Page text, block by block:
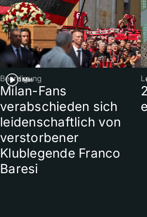
1 Min
Beerdigung
Milan-Fans
verabschieden sich
leidenschaftlich von
verstorbener
Klublegende Franco
Baresi